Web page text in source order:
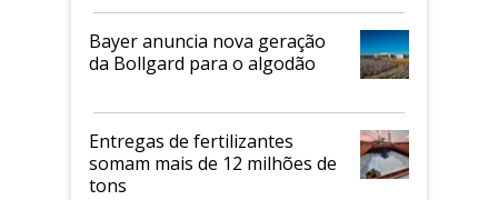
Bayer anuncia nova geração
da Bollgard para o algodão
Entregas de fertilizantes
somam mais de 12 milhões de
tons